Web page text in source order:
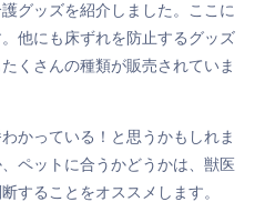
グッズを紹介しました。ここに
他にも床ずれを防止するグッズ
くさんの種類が販売されていま
かっている！と思うかもしれま
ペットに合うかどうかは、獣医
することをオススメします。